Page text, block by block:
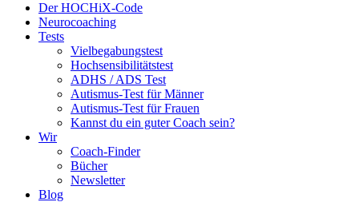
Der HOCHiX-Code
Neurocoaching
Tests
Vielbegabungstest
Hochsensibilitätstest
ADHS / ADS Test
Autismus-Test für Männer
Autismus-Test für Frauen
Kannst du ein guter Coach sein?
Wir
Coach-Finder
Bücher
Newsletter
Blog